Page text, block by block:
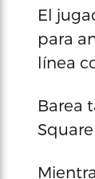
El
para
línea
Barea